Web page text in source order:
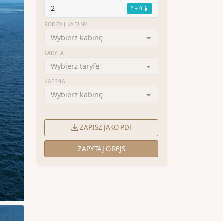
2 2 + 0
RODZAJ KABINY
Wybierz kabinę
TARYFA
Wybierz taryfę
KABINA
Wybierz kabinę
ZAPISZ JAKO PDF
ZAPYTAJ O REJS